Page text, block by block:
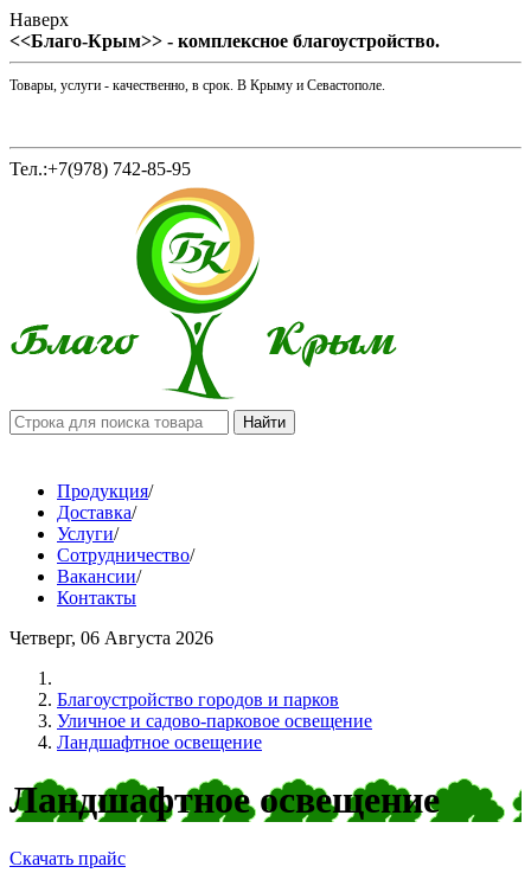
Наверх
<<Благо-Крым>> - комплексное благоустройство.
Товары, услуги - качественно, в срок. В Крыму и Севастополе.
Тел.:+7(978) 742-85-95
Продукция/
Доставка/
Услуги/
Сотрудничество/
Вакансии/
Контакты
Четверг, 06 Августа 2026
Благоустройство городов и парков
Уличное и садово-парковое освещение
Ландшафтное освещение
Ландшафтное освещение
Скачать прайс